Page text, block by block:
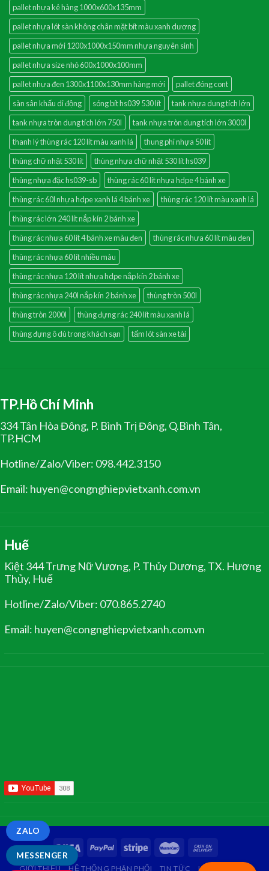
pallet nhựa kê hàng 1000x600x135mm
pallet nhựa lót sàn không chân mặt bít màu xanh dương
pallet nhựa mới 1200x1000x150mm nhựa nguyên sinh
pallet nhựa size nhỏ 600x1000x100mm
pallet nhựa đen 1300x1100x130mm hàng mới
pallet đóng cont
sàn sân khấu di động
sóng bít hs039 530 lít
tank nhựa dung tích lớn
tank nhựa tròn dung tích lớn 750l
tank nhựa tròn dung tích lớn 3000l
thanh lý thùng rác 120 lít màu xanh lá
thung phi nhựa 50 lít
thùng chữ nhật 530 lít
thùng nhựa chữ nhật 530 lít hs039
thùng nhựa đặc hs039-sb
thùng rác 60 lít nhựa hdpe 4 bánh xe
thùng rác 60l nhựa hdpe xanh lá 4 bánh xe
thùng rác 120 lít màu xanh lá
thùng rác lớn 240 lít nắp kín 2 bánh xe
thùng rác nhưa 60 lít 4 bánh xe màu đen
thùng rác nhưa 60 lít màu đen
thùng rác nhựa 60 lít nhiều màu
thùng rác nhựa 120 lít nhựa hdpe nắp kín 2 bánh xe
thùng rác nhựa 240l nắp kín 2 bánh xe
thùng tròn 500l
thùng tròn 2000l
thùng đựng rác 240 lít màu xanh lá
thùng đựng ô dù trong khách sạn
tấm lót sàn xe tải
TP.Hồ Chí Minh
334 Tân Hòa Đông, P. Bình Trị Đông, Q.Bình Tân,
TP.HCM
Hotline/Zalo/Viber: 098.442.3150
Email: huyen@congnghiepvietxanh.com.vn
Huế
Kiệt 344 Trưng Nữ Vương, P. Thủy Dương, TX. Hương
Thủy, Huế
Hotline/Zalo/Viber: 070.865.2740
Email: huyen@congnghiepvietxanh.com.vn
GIỚI THIỆU HỆ THỐNG PHÂN PHỐI TIN TỨC LIÊN HỆ
MESSENGER
ZALO